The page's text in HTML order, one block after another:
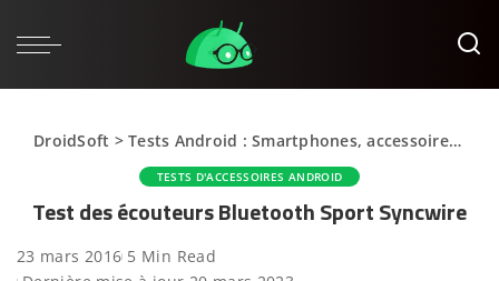
DroidSoft >Tests Android : Smartphones, accessoires et applications
TESTS D'ACCESSOIRES ANDROID
Test des écouteurs Bluetooth Sport Syncwire
23 mars 2016 5 Min Read